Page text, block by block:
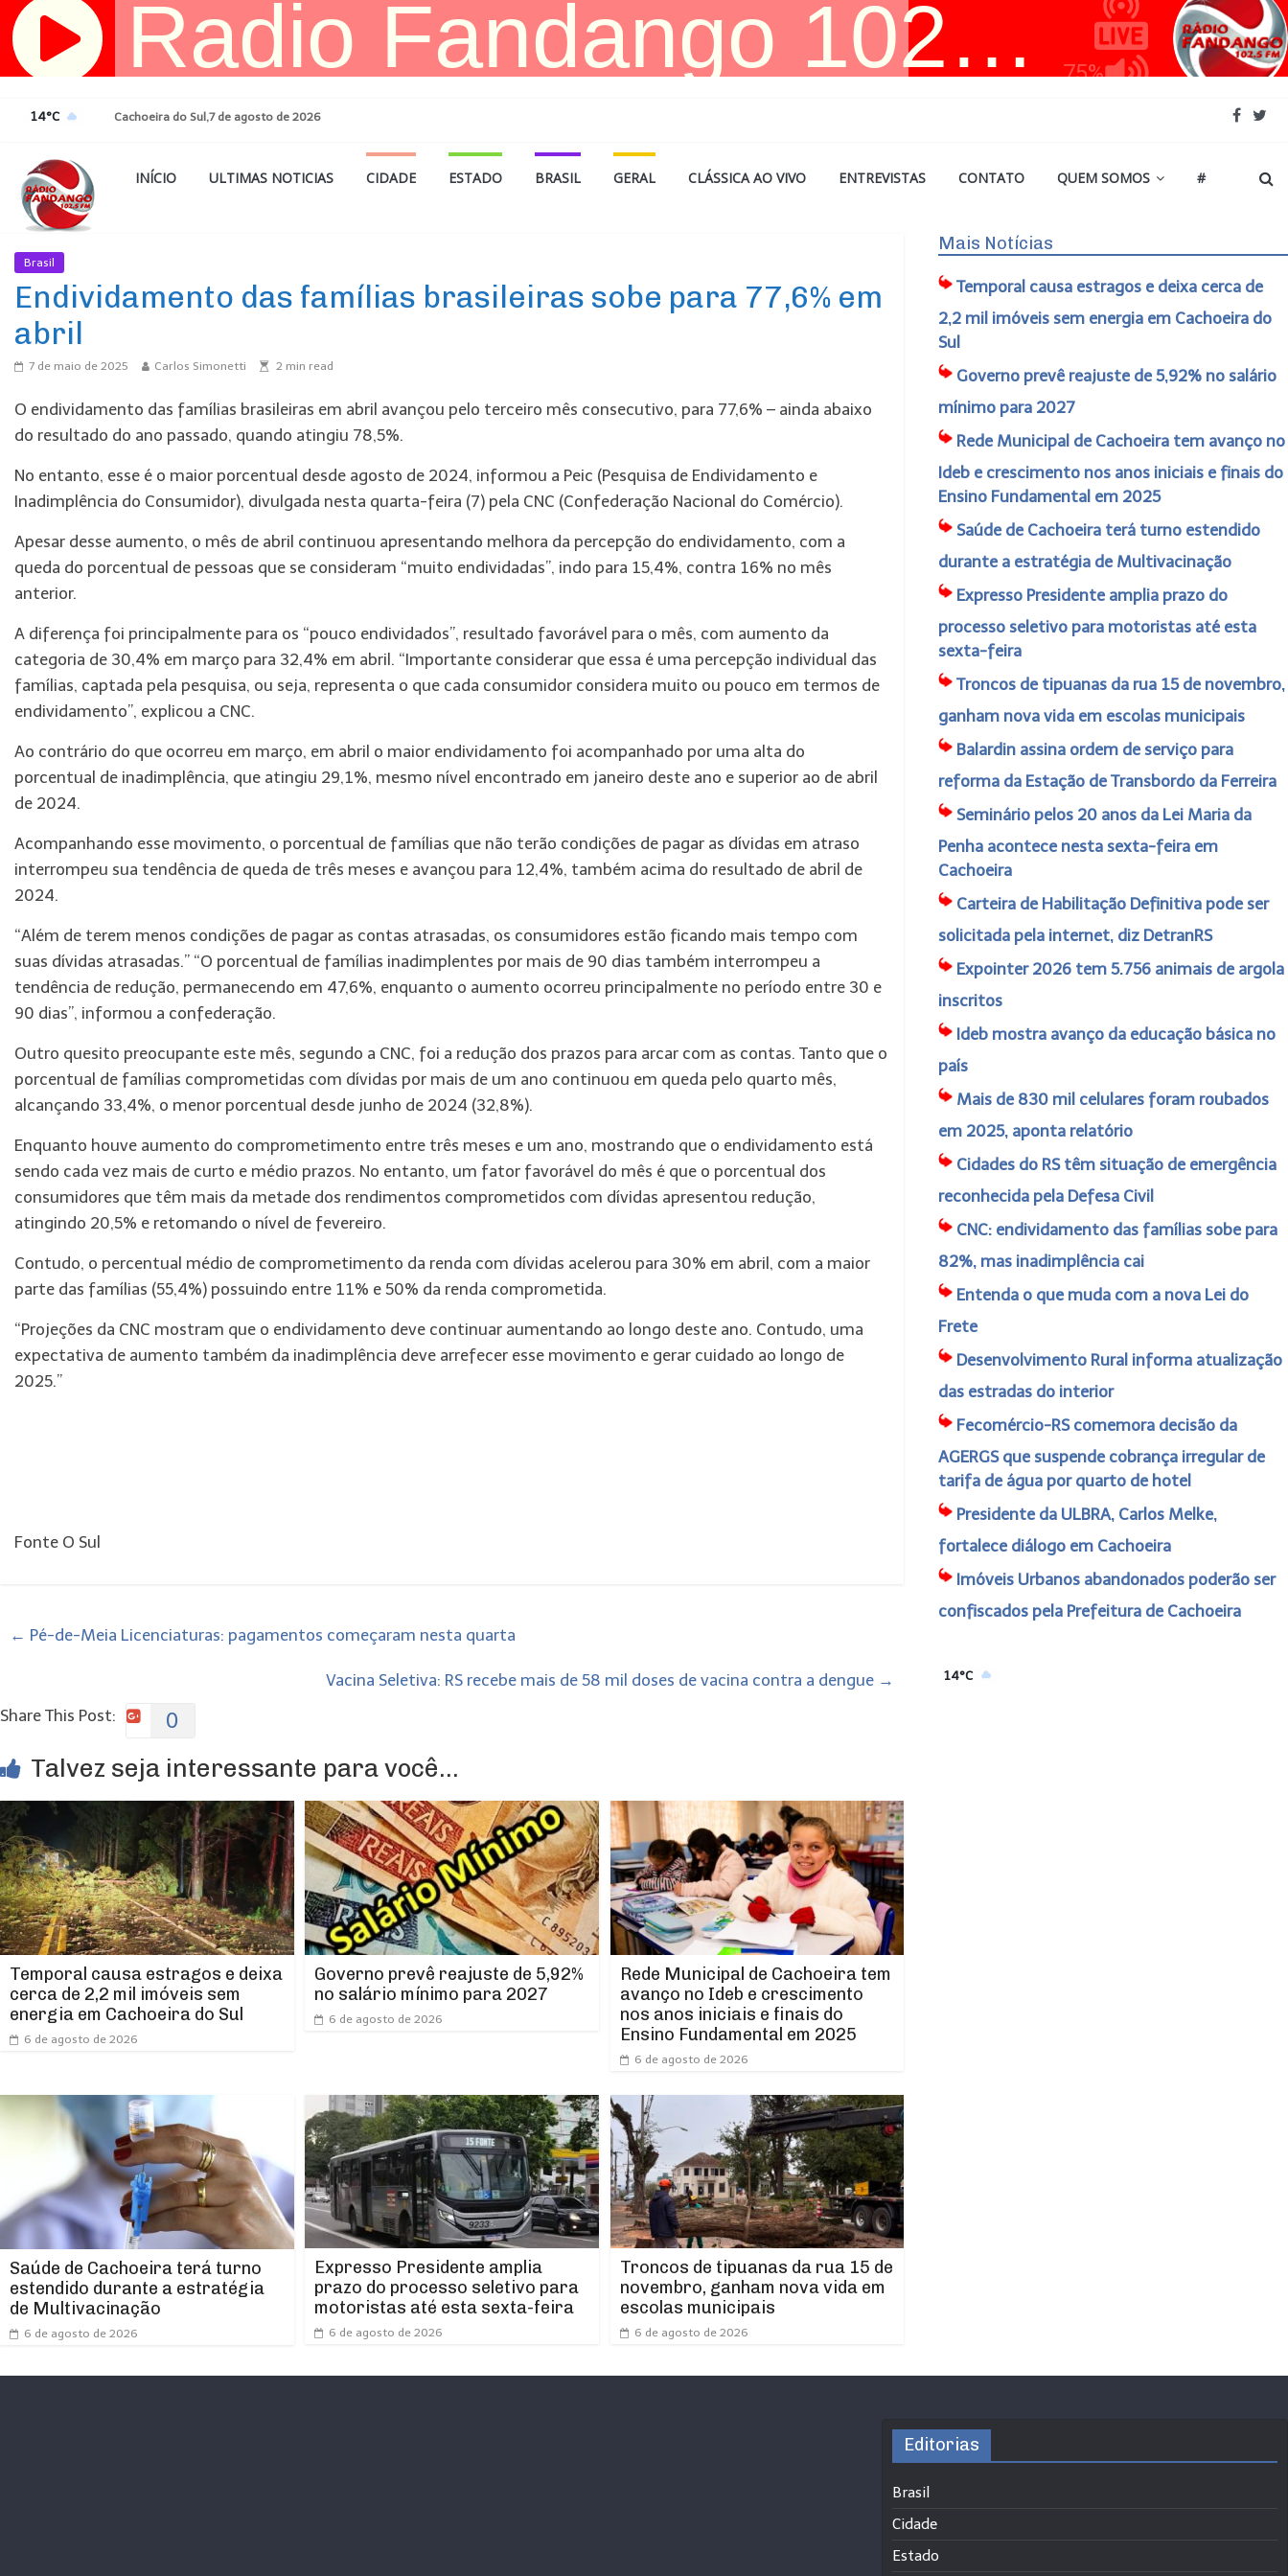
Pular
para
14°C Cachoeira do Sul,7 de agosto de 2026
INÍCIO ULTIMAS NOTICIAS CIDADE ESTADO BRASIL GERAL CLÁSSICA AO VIVO ENTREVISTAS CONTATO QUEM SOMOS #
Brasil
Endividamento das famílias brasileiras sobe para 77,6% em
abril
7 de maio de 2025 Carlos Simonetti 2 min read
O endividamento das famílias brasileiras em abril avançou pelo terceiro mês consecutivo, para 77,6% – ainda abaixo
do resultado do ano passado, quando atingiu 78,5%.
No entanto, esse é o maior porcentual desde agosto de 2024, informou a Peic (Pesquisa de Endividamento e
Inadimplência do Consumidor), divulgada nesta quarta-feira (7) pela CNC (Confederação Nacional do Comércio).
Apesar desse aumento, o mês de abril continuou apresentando melhora da percepção do endividamento, com a
queda do porcentual de pessoas que se consideram “muito endividadas”, indo para 15,4%, contra 16% no mês
anterior.
A diferença foi principalmente para os “pouco endividados”, resultado favorável para o mês, com aumento da
categoria de 30,4% em março para 32,4% em abril. “Importante considerar que essa é uma percepção individual das
famílias, captada pela pesquisa, ou seja, representa o que cada consumidor considera muito ou pouco em termos de
endividamento”, explicou a CNC.
Ao contrário do que ocorreu em março, em abril o maior endividamento foi acompanhado por uma alta do
porcentual de inadimplência, que atingiu 29,1%, mesmo nível encontrado em janeiro deste ano e superior ao de abril
de 2024.
Acompanhando esse movimento, o porcentual de famílias que não terão condições de pagar as dívidas em atraso
interrompeu sua tendência de queda de três meses e avançou para 12,4%, também acima do resultado de abril de
2024.
“Além de terem menos condições de pagar as contas atrasadas, os consumidores estão ficando mais tempo com
suas dívidas atrasadas.” “O porcentual de famílias inadimplentes por mais de 90 dias também interrompeu a
tendência de redução, permanecendo em 47,6%, enquanto o aumento ocorreu principalmente no período entre 30 e
90 dias”, informou a confederação.
Outro quesito preocupante este mês, segundo a CNC, foi a redução dos prazos para arcar com as contas. Tanto que o
porcentual de famílias comprometidas com dívidas por mais de um ano continuou em queda pelo quarto mês,
alcançando 33,4%, o menor porcentual desde junho de 2024 (32,8%).
Enquanto houve aumento do comprometimento entre três meses e um ano, mostrando que o endividamento está
sendo cada vez mais de curto e médio prazos. No entanto, um fator favorável do mês é que o porcentual dos
consumidores que têm mais da metade dos rendimentos comprometidos com dívidas apresentou redução,
atingindo 20,5% e retomando o nível de fevereiro.
Contudo, o percentual médio de comprometimento da renda com dívidas acelerou para 30% em abril, com a maior
parte das famílias (55,4%) possuindo entre 11% e 50% da renda comprometida.
“Projeções da CNC mostram que o endividamento deve continuar aumentando ao longo deste ano. Contudo, uma
expectativa de aumento também da inadimplência deve arrefecer esse movimento e gerar cuidado ao longo de
2025.”
Fonte O Sul
← Pé-de-Meia Licenciaturas: pagamentos começaram nesta quarta
Vacina Seletiva: RS recebe mais de 58 mil doses de vacina contra a dengue →
Share This Post:
0
Talvez seja interessante para você...
Temporal causa estragos e deixa
cerca de 2,2 mil imóveis sem
energia em Cachoeira do Sul
6 de agosto de 2026
Governo prevê reajuste de 5,92%
no salário mínimo para 2027
6 de agosto de 2026
Rede Municipal de Cachoeira tem
avanço no Ideb e crescimento
nos anos iniciais e finais do
Ensino Fundamental em 2025
6 de agosto de 2026
Saúde de Cachoeira terá turno
estendido durante a estratégia
de Multivacinação
6 de agosto de 2026
Expresso Presidente amplia
prazo do processo seletivo para
motoristas até esta sexta-feira
6 de agosto de 2026
Troncos de tipuanas da rua 15 de
novembro, ganham nova vida em
escolas municipais
6 de agosto de 2026
Mais Notícias
Temporal causa estragos e deixa cerca de
2,2 mil imóveis sem energia em Cachoeira do
Sul
Governo prevê reajuste de 5,92% no salário
mínimo para 2027
Rede Municipal de Cachoeira tem avanço no
Ideb e crescimento nos anos iniciais e finais do
Ensino Fundamental em 2025
Saúde de Cachoeira terá turno estendido
durante a estratégia de Multivacinação
Expresso Presidente amplia prazo do
processo seletivo para motoristas até esta
sexta-feira
Troncos de tipuanas da rua 15 de novembro,
ganham nova vida em escolas municipais
Balardin assina ordem de serviço para
reforma da Estação de Transbordo da Ferreira
Seminário pelos 20 anos da Lei Maria da
Penha acontece nesta sexta-feira em
Cachoeira
Carteira de Habilitação Definitiva pode ser
solicitada pela internet, diz DetranRS
Expointer 2026 tem 5.756 animais de argola
inscritos
Ideb mostra avanço da educação básica no
país
Mais de 830 mil celulares foram roubados
em 2025, aponta relatório
Cidades do RS têm situação de emergência
reconhecida pela Defesa Civil
CNC: endividamento das famílias sobe para
82%, mas inadimplência cai
Entenda o que muda com a nova Lei do
Frete
Desenvolvimento Rural informa atualização
das estradas do interior
Fecomércio-RS comemora decisão da
AGERGS que suspende cobrança irregular de
tarifa de água por quarto de hotel
Presidente da ULBRA, Carlos Melke,
fortalece diálogo em Cachoeira
Imóveis Urbanos abandonados poderão ser
confiscados pela Prefeitura de Cachoeira
14°C
Editorias
Brasil
Cidade
Estado